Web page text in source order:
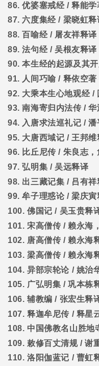
86.优婆塞戒经/释能学
87. 六度集经/ 梁晓虹释
88.百喻经/ 屠友祥释译
89.法句经/吴根友释译
90.本生经的起源及其
91. 人间巧喻 / 释依空著
92. 大乘本生心地观经/
93.南海寄归内法传 /华
94. 入唐求法巡礼记 /潘
95. 大唐西域记 / 王邦维
96. 比丘尼传 / 朱良志，
97.弘明集 /吴远释译
98. 出三藏记集 / 吕有祥
99.牟子理惑论/梁庆寅
100. 佛国记 / 吴玉贵释
101. 宋高僧传 / 赖永海
102. 唐高僧传 / 赖永海
103. 梁高僧传 / 赖永海
104. 异部宗轮论 / 姚治
105. 广弘明集 /巩本栋
106. 辅教编 / 张宏生释
107. 释迦牟尼传 / 释星
108. 中国佛教名山胜地
109. 敕修百丈清规/谢
110. 洛阳伽蓝记 / 曹虹